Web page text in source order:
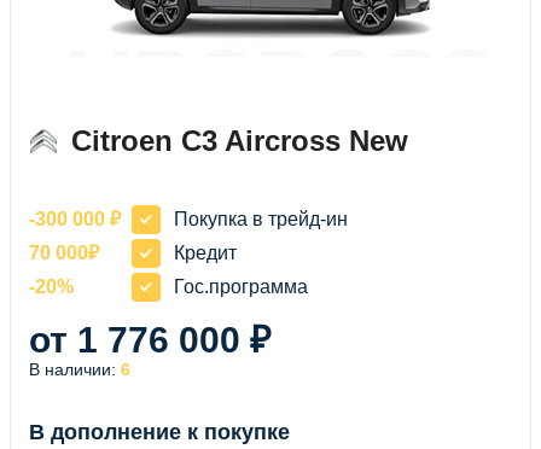
NEW
Citroen C3 Aircross New
-300 000 ₽
Покупка в трейд-ин
70 000₽
Кредит
-20%
Гос.программа
от 1 776 000 ₽
В наличии: 6
В дополнение к покупке